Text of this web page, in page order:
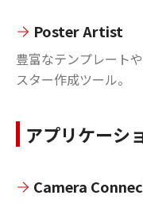
Poster Artist
豊富なテンプレート
スター作成ツール。
アプリケーシ
Camera